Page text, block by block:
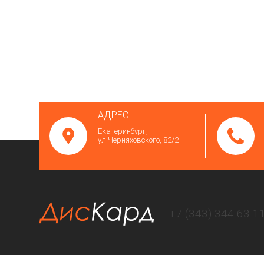
АДРЕС
Екатеринбург,
ул.Черняховского, 82/2
+7 (343) 344 63